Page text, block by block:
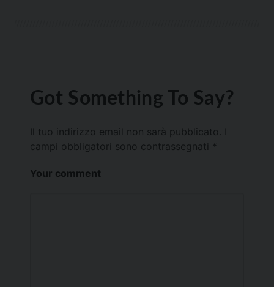
Got Something To Say?
Il tuo indirizzo email non sarà pubblicato.
campi obbligatori sono contrassegnati *
Your comment